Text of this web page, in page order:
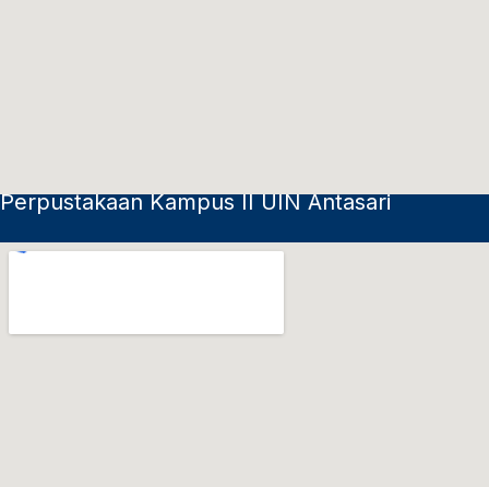
Perpustakaan Kampus II UIN Antasari